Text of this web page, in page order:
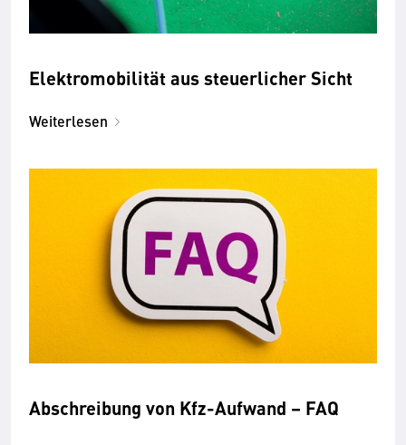
Elektromobilität aus steuerlicher Sicht
Weiterlesen
Abschreibung von Kfz-Aufwand – FAQ